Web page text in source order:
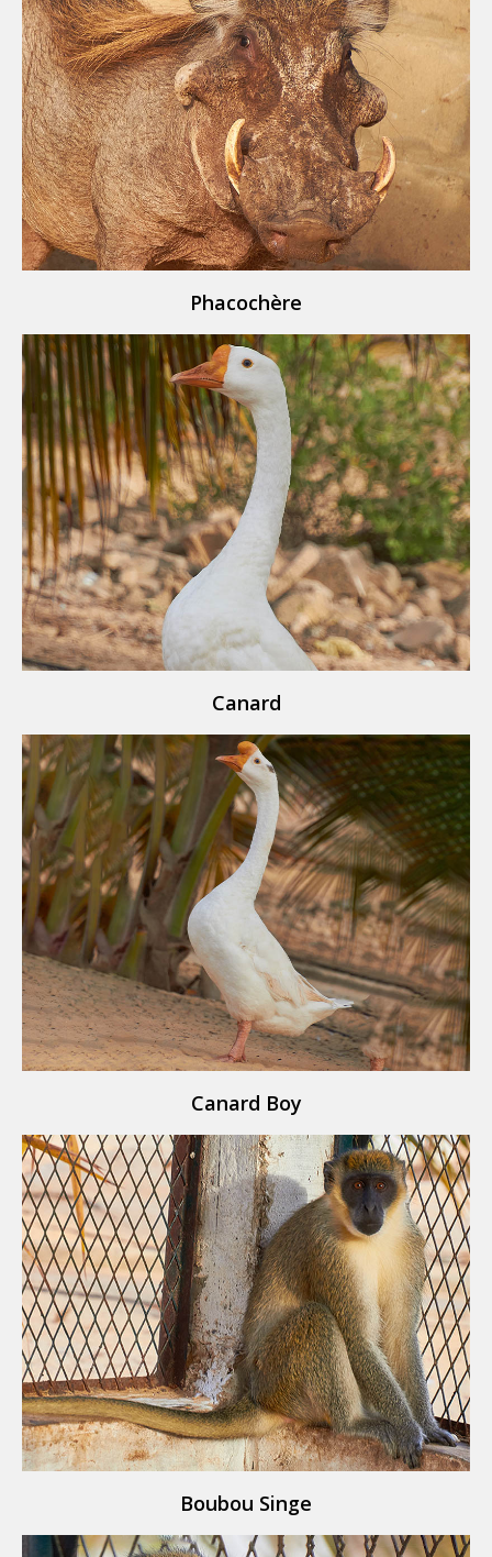
Phacochère
Canard
Canard Boy
Boubou Singe